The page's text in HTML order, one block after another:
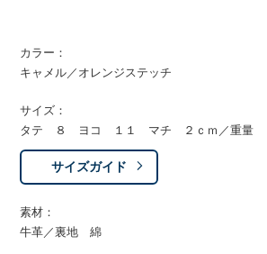
カラー：
キャメル／オレンジステッチ
サイズ：
タテ ８ ヨコ １１ マチ ２ｃｍ／重量
サイズガイド
素材：
牛革／裏地 綿